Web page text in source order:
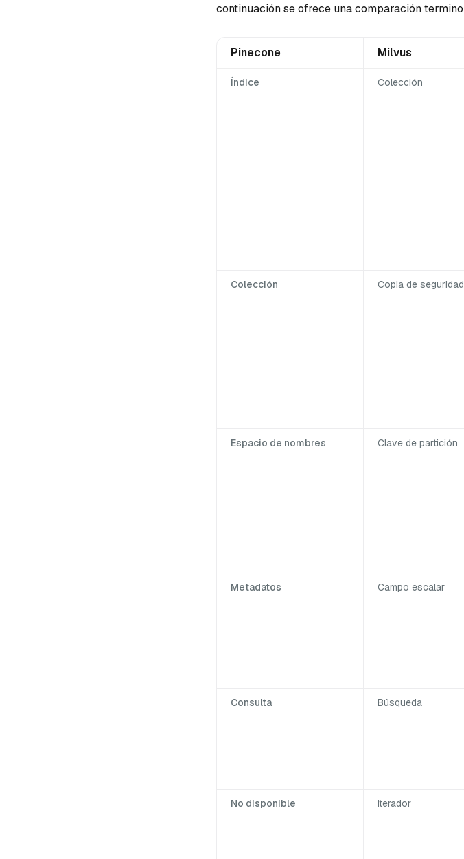
continuación se ofrece una comparación
Pinecone Milvus
Índice Colección
Colección Copia de seguridad
Espacio de nombres Clave de partición
Metadatos Campo escalar
Consulta Búsqueda
No disponible Iterador